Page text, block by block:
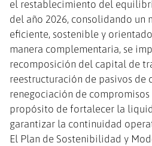
el restablecimiento del
del año 2026, consolidando un
eficiente, sostenible y
manera complementaria, se
recomposición del capital de
reestructuración de pasivos de
renegociación de
propósito de fortalecer la
garantizar la continuidad
El Plan de Sostenibilidad y